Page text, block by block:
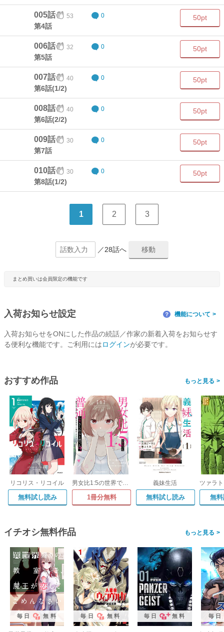
005話 53 0
第4話
50pt
006話 32 0
第5話
50pt
007話 40 0
第6話(1/2)
50pt
008話 40 0
第6話(2/2)
50pt
009話 30 0
第7話
50pt
010話 30 0
第8話(1/2)
50pt
1 2 3
／28話へ
まとめ買いは会員限定の機能です
入荷お知らせ設定 ？ 機能について
入荷お知らせをONにした作品の続話／作家の新着入荷をお知らせす
る便利な機能です。ご利用にはログインが必要です。
おすすめ作品 >
リコリス・リコイル
無料試し読み
男女比1:5の世界でも普通に生きられると思った? ～激重感情な彼女たちが無自覚男子に翻弄されたら～
1冊分無料
義妹生活
無料試し読み 無
イチオシ無料作品 >
毎日 無料 毎日 無料 毎日 無料 毎日